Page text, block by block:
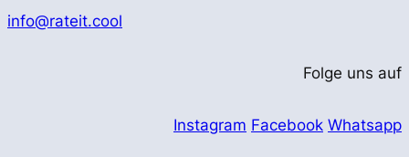
info@rateit.cool
Folge uns auf
Instagram Facebook Whatsapp